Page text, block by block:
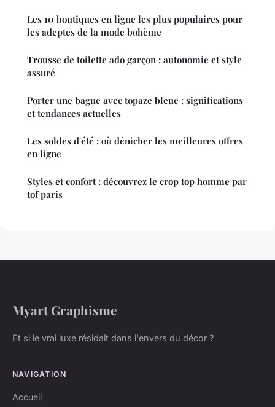
Les 10 boutiques en ligne les plus populaires pour
les adeptes de la mode bohème
Trousse de toilette ado garçon : autonomie et style
assuré
Porter une bague avec topaze bleue : significations
et tendances actuelles
Les soldes d'été : où dénicher les meilleures offres
en ligne
Styles et confort : découvrez le crop top homme par
tof paris
Myart Graphisme
Et si le vrai luxe résidait dans l'envers du décor ?
NAVIGATION
Accueil